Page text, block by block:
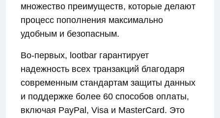
множество преимуществ, которые делают
процесс пополнения максимально
удобным и безопасным.
Во-первых, lootbar гарантирует
надежность всех транзакций благодаря
современным стандартам защиты данных
и поддержке более 60 способов оплаты,
включая PayPal, Visa и MasterCard. Это